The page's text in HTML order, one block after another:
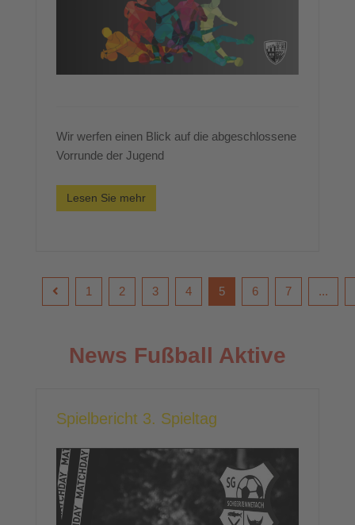
Wir werfen einen Blick auf die abgeschlossene
Vorrunde der Jugend
Lesen Sie mehr
1 2 3 4 5 6 7 ...
News Fußball Aktive
Spielbericht 3. Spieltag